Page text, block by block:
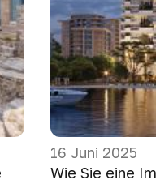
16 Juni 2025
Wie Sie eine